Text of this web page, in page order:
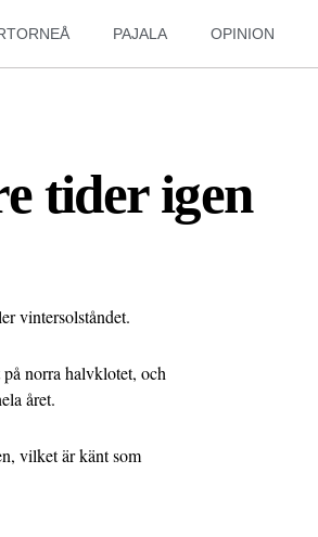
PAJALA OPINION
tider igen
vintersolståndet.
på norra halvklotet, och
året.
vilket är känt som